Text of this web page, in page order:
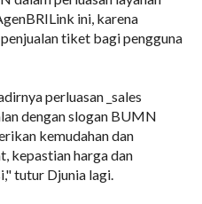
ini, karena
tiket bagi pengguna
perluasan _sales
dengan slogan BUMN
kemudahan dan
kepastian harga dan
tutur Djunia lagi.